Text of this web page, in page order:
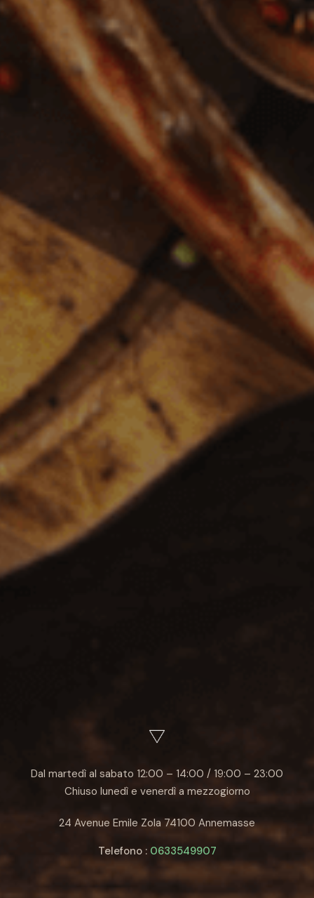
Dal martedì al sabato 12:00 – 14:00 / 19:00 – 23:00
Chiuso lunedì e venerdì a mezzogiorno
24 Avenue Emile Zola 74100 Annemasse
Telefono : 0633549907